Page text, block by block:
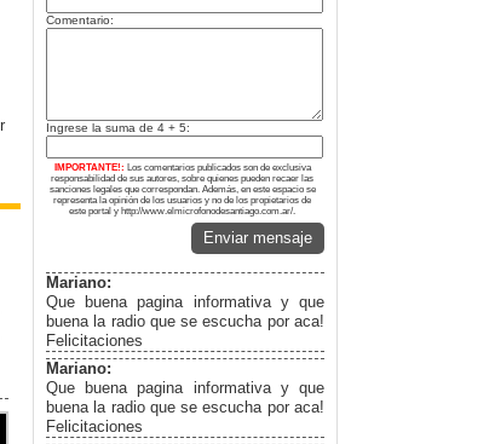
Comentario:
Ingrese la suma de 4 + 5:
IMPORTANTE!: Los comentarios publicados son de exclusiva
responsabilidad de sus autores, sobre quienes pueden recaer las
sanciones legales que correspondan. Además, en este espacio se
representa la opinión de los usuarios y no de los propietarios de
este portal y http://www.elmicrofonodesantiago.com.ar/.
Enviar mensaje
Mariano:
Que buena pagina informativa y que
buena la radio que se escucha por aca!
Felicitaciones
Mariano:
Que buena pagina informativa y que
buena la radio que se escucha por aca!
Felicitaciones